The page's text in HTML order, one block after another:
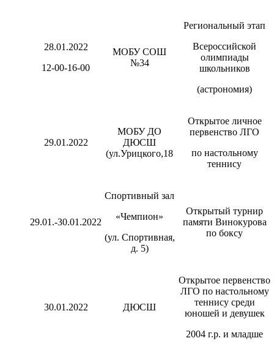
28.01.2022
12-00-16-00
МОБУ СОШ
№34
Региональный этап
Всероссийской
олимпиады
школьников
(астрономия)
29.01.2022
МОБУ ДО
ДЮСШ
(ул.Урицкого,18
Открытое личное
первенство ЛГО
по настольному
теннису
29.01.-30.01.2022
Спортивный зал
«Чемпион»
(ул. Спортивная,
д. 5)
Открытый турнир
памяти Винокурова
по боксу
30.01.2022 ДЮСШ
Открытое первенство
ЛГО по настольному
теннису среди
юношей и девушек
2004 г.р. и младше